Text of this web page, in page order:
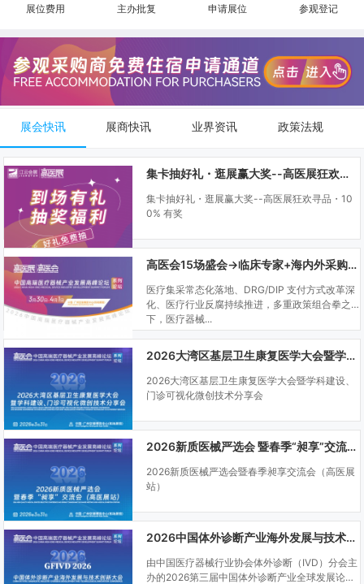
展位费用 主办批复 申请展位 参观登记
展会快讯 展商快讯 业界资讯 政策法规
集卡抽好礼・逛展赢大奖--高医展狂欢寻品・100% 有奖
集卡抽好礼・逛展赢大奖--高医展狂欢寻品・10
0% 有奖
高医会15场盛会→临床专家+海内外采购商双向对接
医疗集采常态化落地、DRG/DIP 支付方式改革深
化、医疗行业反腐持续推进，多重政策组合拳之
下，医疗器械...
2026大湾区基层卫生康复医学大会暨学科建设、门诊可视化微创技术分享会
2026大湾区基层卫生康复医学大会暨学科建设、
门诊可视化微创技术分享会
2026新质医械严选会 暨春季“昶享”交流会（高医展站）
2026新质医械严选会暨春季昶享交流会（高医展
站）
2026中国体外诊断产业海外发展与技术创新大会
由中国医疗器械行业协会体外诊断（IVD）分会主
办的2026第三届中国体外诊断产业全球发展论坛